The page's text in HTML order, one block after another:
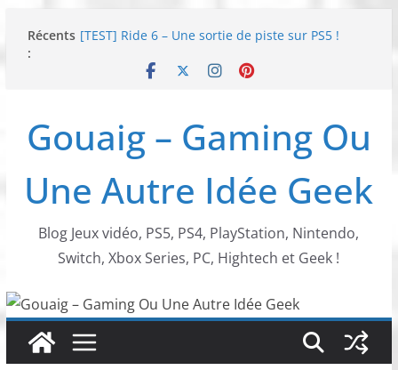
Récents
:
[TEST] Ride 6 – Une sortie de piste sur PS5 !
NEOGEO AES+ : La légende de l’arcade est de
SWITCH 2 : Nouveaux accessoires Turtle Beach X
Gouaig – Gaming Ou
Une Autre Idée Geek
Blog Jeux vidéo, PS5, PS4, PlayStation, Nintendo,
Switch, Xbox Series, PC, Hightech et Geek !